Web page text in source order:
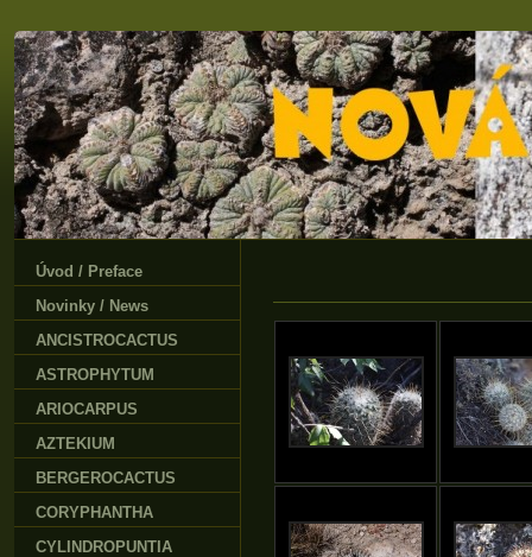
Úvod / Preface
Novinky / News
ANCISTROCACTUS
ASTROPHYTUM
ARIOCARPUS
AZTEKIUM
BERGEROCACTUS
CORYPHANTHA
CYLINDROPUNTIA